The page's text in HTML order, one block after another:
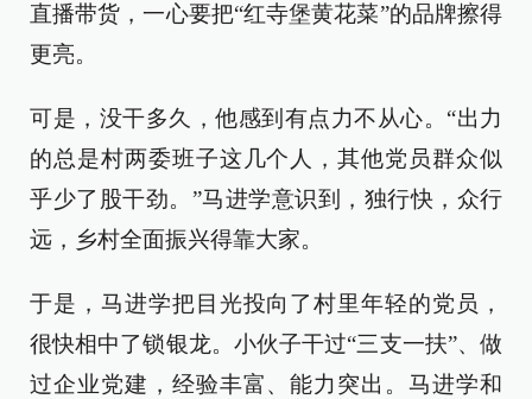
直播带货，一心要把“红寺堡黄花菜”的品牌擦得
更亮。
可是，没干多久，他感到有点力不从心。“出力
的总是村两委班子这几个人，其他党员群众似
乎少了股干劲。”马进学意识到，独行快，众行
远，乡村全面振兴得靠大家。
于是，马进学把目光投向了村里年轻的党员，
很快相中了锁银龙。小伙子干过“三支一扶”、做
过企业党建，经验丰富、能力突出。马进学和